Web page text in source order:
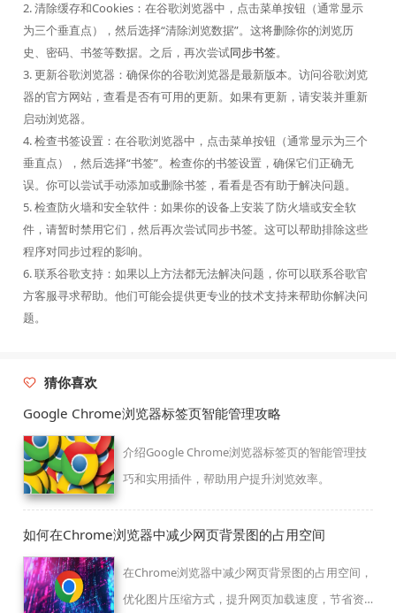
2. 清除缓存和Cookies：在谷歌浏览器中，点击菜单按钮（通常显示
为三个垂直点），然后选择“清除浏览数据”。这将删除你的浏览历
史、密码、书签等数据。之后，再次尝试同步书签。
3. 更新谷歌浏览器：确保你的谷歌浏览器是最新版本。访问谷歌浏览
器的官方网站，查看是否有可用的更新。如果有更新，请安装并重新
启动浏览器。
4. 检查书签设置：在谷歌浏览器中，点击菜单按钮（通常显示为三个
垂直点），然后选择“书签”。检查你的书签设置，确保它们正确无
误。你可以尝试手动添加或删除书签，看看是否有助于解决问题。
5. 检查防火墙和安全软件：如果你的设备上安装了防火墙或安全软
件，请暂时禁用它们，然后再次尝试同步书签。这可以帮助排除这些
程序对同步过程的影响。
6. 联系谷歌支持：如果以上方法都无法解决问题，你可以联系谷歌官
方客服寻求帮助。他们可能会提供更专业的技术支持来帮助你解决问
题。
猜你喜欢
Google Chrome浏览器标签页智能管理攻略
介绍Google Chrome浏览器标签页的智能管理技
巧和实用插件，帮助用户提升浏览效率。
如何在Chrome浏览器中减少网页背景图的占用空间
在Chrome浏览器中减少网页背景图的占用空间，
优化图片压缩方式，提升网页加载速度，节省资